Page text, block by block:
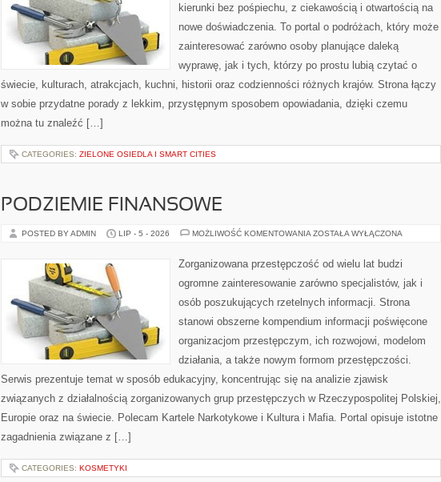
kierunki bez pośpiechu, z ciekawością i otwartością na
nowe doświadczenia. To portal o podróżach, który może
zainteresować zarówno osoby planujące daleką
wyprawę, jak i tych, którzy po prostu lubią czytać o
świecie, kulturach, atrakcjach, kuchni, historii oraz codzienności różnych krajów. Strona łączy
w sobie przydatne porady z lekkim, przystępnym sposobem opowiadania, dzięki czemu
można tu znaleźć […]
CATEGORIES: ZIELONE OSIEDLA I SMART CITIES
PODZIEMIE FINANSOWE
POSTED BY ADMIN LIP - 5 - 2026 MOŻLIWOŚĆ KOMENTOWANIA PODZIEMIE
ZOSTAŁA WYŁĄCZONA
Zorganizowana przestępczość od wielu lat budzi
ogromne zainteresowanie zarówno specjalistów, jak i
osób poszukujących rzetelnych informacji. Strona
stanowi obszerne kompendium informacji poświęcone
organizacjom przestępczym, ich rozwojowi, modelom
działania, a także nowym formom przestępczości.
Serwis prezentuje temat w sposób edukacyjny, koncentrując się na analizie zjawisk
związanych z działalnością zorganizowanych grup przestępczych w Rzeczypospolitej Polskiej,
Europie oraz na świecie. Polecam Kartele Narkotykowe i Kultura i Mafia. Portal opisuje istotne
zagadnienia związane z […]
CATEGORIES: KOSMETYKI